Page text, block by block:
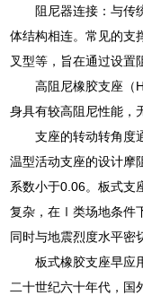
阻尼器连接：与传
体结构相连。常见的支
叉型等，旨在通过设置
高阻尼橡胶支座（
身具有较高阻尼性能，
支座的转动转角度
温型活动支座的设计摩
系数小于0.06。板式支
复杂，在Ⅰ类场地条件
同时与地震烈度水平密
板式橡胶支座早应
二十世纪六十年代，国